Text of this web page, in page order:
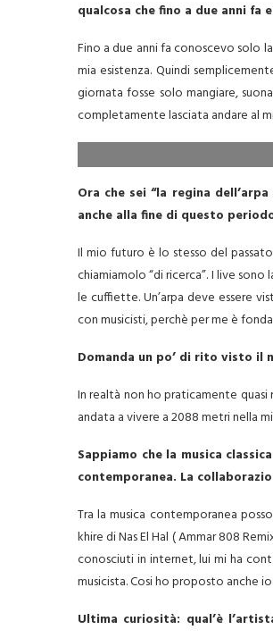
qualcosa che fino a due anni fa
Fino a due anni fa conoscevo solo
mia esistenza. Quindi
giornata fosse solo mangiare,
completamente lasciata andare al
Ora che sei “la regina
anche alla fine di questo
Il mio futuro è lo stesso del
chiamiamolo “di ricerca”. I live
le cuffiette. Un’arpa deve essere
con musicisti, perchè per me è
Domanda un po’ di rito visto il
In realtà non ho praticamente
andata a vivere a 2088 metri nella
Sappiamo che la musica
contemporanea. La
Tra la musica contemporanea
khire di Nas El Hal ( Ammar 808
conosciuti in internet, lui mi ha
musicista. Cosi ho proposto anche
Ultima curiosità: qual’è